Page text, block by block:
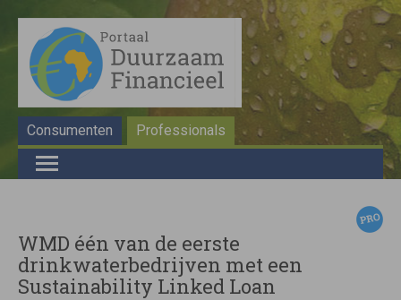
Consumenten Professionals
WMD één van de eerste
drinkwaterbedrijven met een
Sustainability Linked Loan